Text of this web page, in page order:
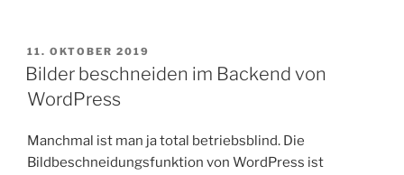
VERÖFFENTLICHT
AM
11. OKTOBER 2019
Bilder beschneiden im Backend von
WordPress
Manchmal ist man ja total betriebsblind. Die
Bildbeschneidungsfunktion von WordPress ist